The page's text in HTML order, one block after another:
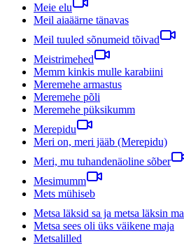
Meie elu
Meil aiaäärne tänavas
Meil tuuled sõnumeid tõivad
Meistrimehed
Memm kinkis mulle karabiini
Meremehe armastus
Meremehe põli
Meremehe püksikumm
Merepidu
Meri on, meri jääb (Merepidu)
Meri, mu tuhandenäoline sõber
Mesimumm
Mets mühiseb
Metsa läksid sa ja metsa läksin ma
Metsa sees oli üks väikene maja
Metsalilled